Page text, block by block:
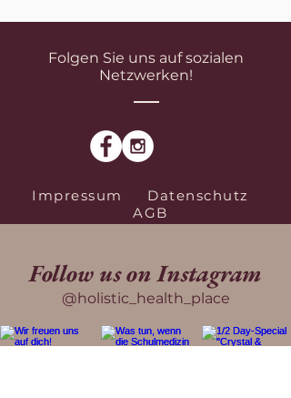
Folgen Sie uns auf sozialen
Netzwerken!
Impressum
Datenschutz
AGB
Follow us on Instagram
@holistic_health_place